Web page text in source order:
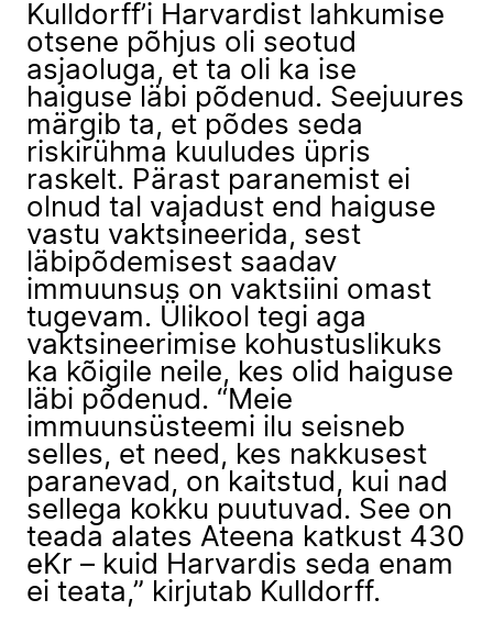
Kulldorff’i Harvardist lahkumise
otsene põhjus oli seotud
asjaoluga, et ta oli ka ise
haiguse läbi põdenud. Seejuures
märgib ta, et põdes seda
riskirühma kuuludes üpris
raskelt. Pärast paranemist ei
olnud tal vajadust end haiguse
vastu vaktsineerida, sest
läbipõdemisest saadav
immuunsus on vaktsiini omast
tugevam. Ülikool tegi aga
vaktsineerimise kohustuslikuks
ka kõigile neile, kes olid haiguse
läbi põdenud. “Meie
immuunsüsteemi ilu seisneb
selles, et need, kes nakkusest
paranevad, on kaitstud, kui nad
sellega kokku puutuvad. See on
teada alates Ateena katkust 430
eKr – kuid Harvardis seda enam
ei teata,” kirjutab Kulldorff.